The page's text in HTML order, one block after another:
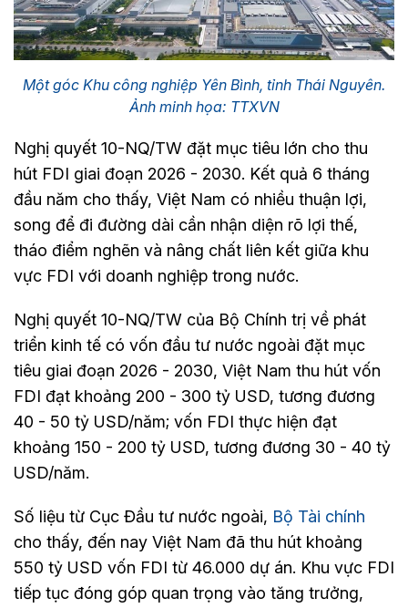
Một góc Khu công nghiệp Yên Bình, tỉnh Thái Nguyên.
Ảnh minh họa: TTXVN
Nghị quyết 10-NQ/TW đặt mục tiêu lớn cho thu
hút FDI giai đoạn 2026 - 2030. Kết quả 6 tháng
đầu năm cho thấy, Việt Nam có nhiều thuận lợi,
song để đi đường dài cần nhận diện rõ lợi thế,
tháo điểm nghẽn và nâng chất liên kết giữa khu
vực FDI với doanh nghiệp trong nước.
Nghị quyết 10-NQ/TW của Bộ Chính trị về phát
triển kinh tế có vốn đầu tư nước ngoài đặt mục
tiêu giai đoạn 2026 - 2030, Việt Nam thu hút vốn
FDI đạt khoảng 200 - 300 tỷ USD, tương đương
40 - 50 tỷ USD/năm; vốn FDI thực hiện đạt
khoảng 150 - 200 tỷ USD, tương đương 30 - 40 tỷ
USD/năm.
Số liệu từ Cục Đầu tư nước ngoài, Bộ Tài chính
cho thấy, đến nay Việt Nam đã thu hút khoảng
550 tỷ USD vốn FDI từ 46.000 dự án. Khu vực FDI
tiếp tục đóng góp quan trọng vào tăng trưởng,